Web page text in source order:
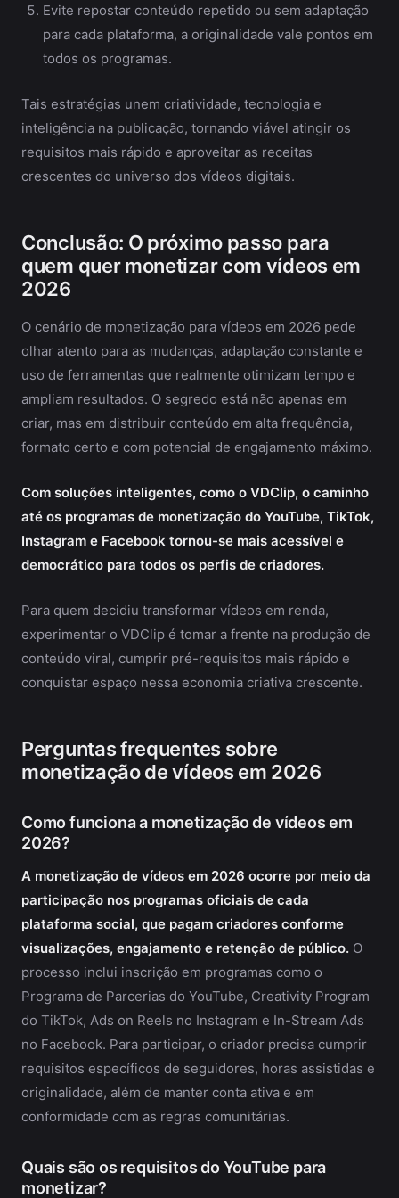
Evite repostar conteúdo repetido ou sem adaptação
para cada plataforma, a originalidade vale pontos em
todos os programas.
Tais estratégias unem criatividade, tecnologia e
inteligência na publicação, tornando viável atingir os
requisitos mais rápido e aproveitar as receitas
crescentes do universo dos vídeos digitais.
Conclusão: O próximo passo para
quem quer monetizar com vídeos em
2026
O cenário de monetização para vídeos em 2026 pede
olhar atento para as mudanças, adaptação constante e
uso de ferramentas que realmente otimizam tempo e
ampliam resultados. O segredo está não apenas em
criar, mas em distribuir conteúdo em alta frequência,
formato certo e com potencial de engajamento máximo.
Com soluções inteligentes, como o VDClip, o caminho
até os programas de monetização do YouTube, TikTok,
Instagram e Facebook tornou-se mais acessível e
democrático para todos os perfis de criadores.
Para quem decidiu transformar vídeos em renda,
experimentar o VDClip é tomar a frente na produção de
conteúdo viral, cumprir pré-requisitos mais rápido e
conquistar espaço nessa economia criativa crescente.
Perguntas frequentes sobre
monetização de vídeos em 2026
Como funciona a monetização de vídeos em
2026?
A monetização de vídeos em 2026 ocorre por meio da
participação nos programas oficiais de cada
plataforma social, que pagam criadores conforme
visualizações, engajamento e retenção de público. O
processo inclui inscrição em programas como o
Programa de Parcerias do YouTube, Creativity Program
do TikTok, Ads on Reels no Instagram e In-Stream Ads
no Facebook. Para participar, o criador precisa cumprir
requisitos específicos de seguidores, horas assistidas e
originalidade, além de manter conta ativa e em
conformidade com as regras comunitárias.
Quais são os requisitos do YouTube para
monetizar?